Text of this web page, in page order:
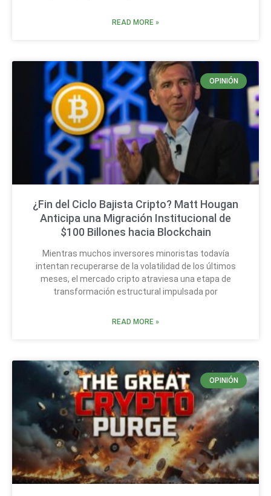
READ MORE »
OPINIÓN
¿Fin del Ciclo Bajista Cripto? Matt Hougan
Anticipa una Migración Institucional de
$100 Billones hacia Blockchain
Mientras muchos inversores minoristas todavía
intentan recuperarse de la volatilidad de los últimos
meses, el mercado cripto atraviesa una etapa de
transformación estructural impulsada por
READ MORE »
OPINIÓN